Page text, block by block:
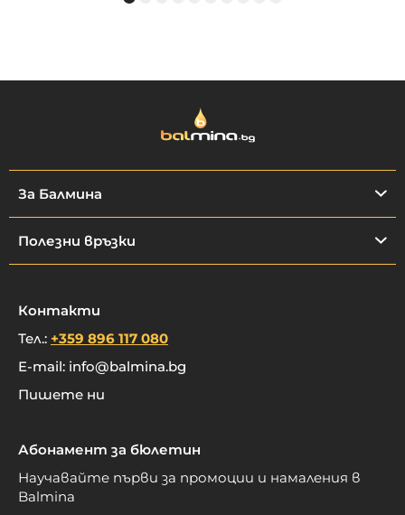
За Балмина
Полезни връзки
Контакти
Тел.: +359 896 117 080
E-mail: info@balmina.bg
Пишете ни
Абонамент за бюлетин
Научавайте първи за промоции и намаления в
Balmina